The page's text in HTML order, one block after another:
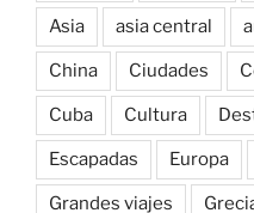
Asia asia central
China Ciudades
Cuba Cultura
Escapadas Europa
Grandes viajes